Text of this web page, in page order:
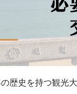
歴史を持つ観光大